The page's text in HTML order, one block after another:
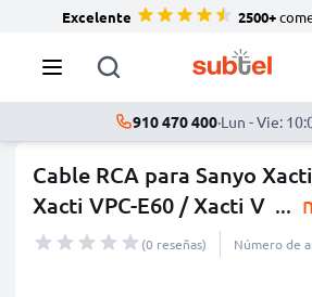
Excelente 2500+
910 470 400·Lun - Vie:
Cable RCA para Sanyo
Xacti VPC-E60 / Xacti V ...
(0 reseñas) Número de